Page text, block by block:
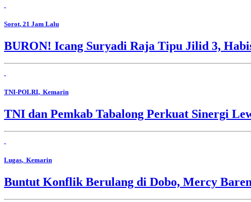
Sorot, 21 Jam Lalu
BURON! Icang Suryadi Raja Tipu Jilid 3,
TNI-POLRI, Kemarin
TNI dan Pemkab Tabalong Perkuat Sinergi
Lugas, Kemarin
Buntut Konflik Berulang di Dobo, Mercy